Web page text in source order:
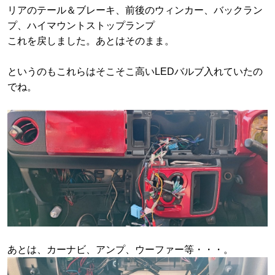
リアのテール＆ブレーキ、前後のウィンカー、バックラン
プ、ハイマウントストップランプ
これを戻しました。あとはそのまま。
というのもこれらはそこそこ高いLEDバルブ入れていたの
でね。
あとは、カーナビ、アンプ、ウーファー等・・・。